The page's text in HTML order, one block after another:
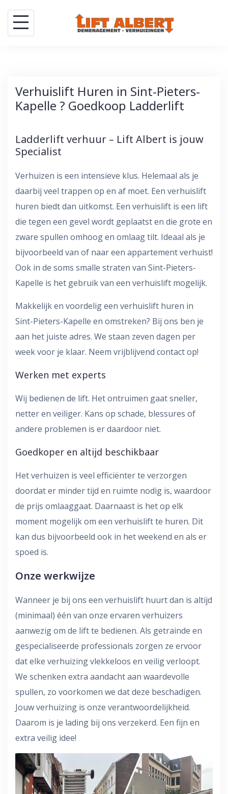
Skip
content
Verhuislift Huren in Sint-Pieters-
Kapelle ? Goedkoop Ladderlift
Ladderlift verhuur – Lift Albert is jouw
Specialist
Verhuizen is een intensieve klus. Helemaal als je
daarbij veel trappen op en af moet. Een verhuislift
huren biedt dan uitkomst. Een verhuislift is een lift
die tegen een gevel wordt geplaatst en die grote en
zware spullen omhoog en omlaag tilt. Ideaal als je
bijvoorbeeld van of naar een appartement verhuist!
Ook in de soms smalle straten van Sint-Pieters-
Kapelle is het gebruik van een verhuislift mogelijk.
Makkelijk en voordelig een verhuislift huren in
Sint-Pieters-Kapelle en omstreken? Bij ons ben je
aan het juiste adres. We staan zeven dagen per
week voor je klaar. Neem vrijblijvend contact op!
Werken met experts
Wij bedienen de lift. Het ontruimen gaat sneller,
netter en veiliger. Kans op schade, blessures of
andere problemen is er daardoor niet.
Goedkoper en altijd beschikbaar
Het verhuizen is veel efficiënter te verzorgen
doordat er minder tijd en ruimte nodig is, waardoor
de prijs omlaaggaat. Daarnaast is het op elk
moment mogelijk om een verhuislift te huren. Dit
kan dus bijvoorbeeld ook in het weekend en als er
spoed is.
Onze werkwijze
Wanneer je bij ons een verhuislift huurt dan is altijd
(minimaal) één van onze ervaren verhuizers
aanwezig om de lift te bedienen. Als getrainde en
gespecialiseerde professionals zorgen ze ervoor
dat elke verhuizing vlekkeloos en veilig verloopt.
We schenken extra aandacht aan waardevolle
spullen, zo voorkomen we dat deze beschadigen.
Jouw verhuizing is onze verantwoordelijkheid.
Daarom is je lading bij ons verzekerd. Een fijn en
extra veilig idee!